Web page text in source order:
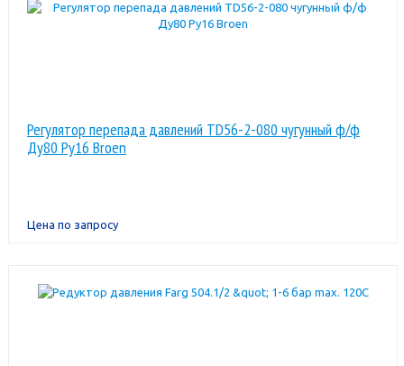
Регулятор перепада давлений TD56-2-080 чугунный ф/ф
Ду80 Ру16 Broen
Цена по запросу